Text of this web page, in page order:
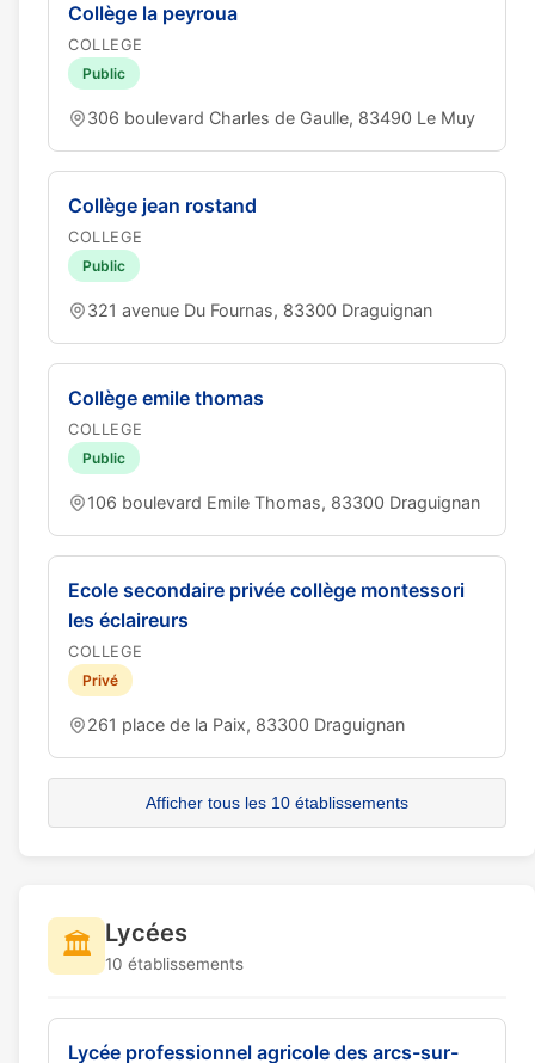
Collège la peyroua
COLLEGE
Public
306 boulevard Charles de Gaulle, 83490 Le Muy
Collège jean rostand
COLLEGE
Public
321 avenue Du Fournas, 83300 Draguignan
Collège emile thomas
COLLEGE
Public
106 boulevard Emile Thomas, 83300 Draguignan
Ecole secondaire privée collège montessori
les éclaireurs
COLLEGE
Privé
261 place de la Paix, 83300 Draguignan
Afficher tous les 10 établissements
🏛️ Lycées
10 établissements
Lycée professionnel agricole des arcs-sur-